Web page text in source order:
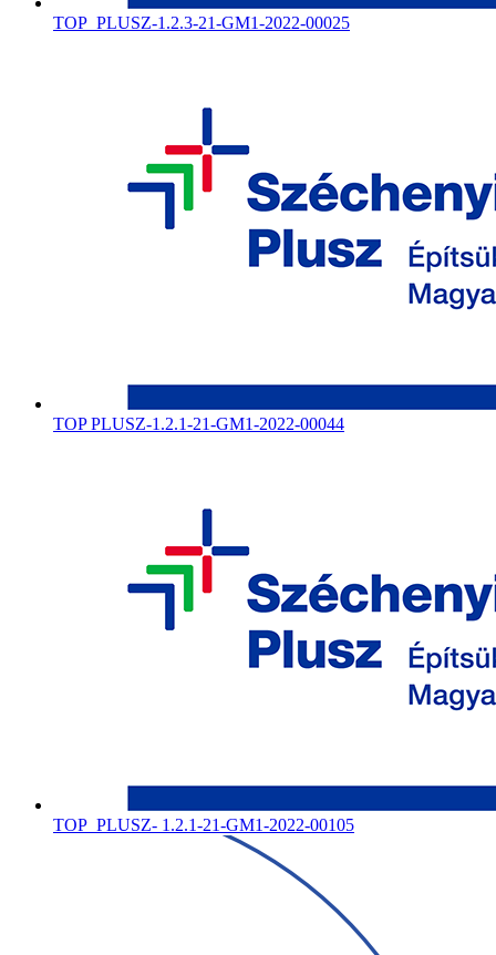
TOP_PLUSZ-1.2.3-21-GM1-2022-00025
TOP PLUSZ-1.2.1-21-GM1-2022-00044
TOP_PLUSZ- 1.2.1-21-GM1-2022-00105